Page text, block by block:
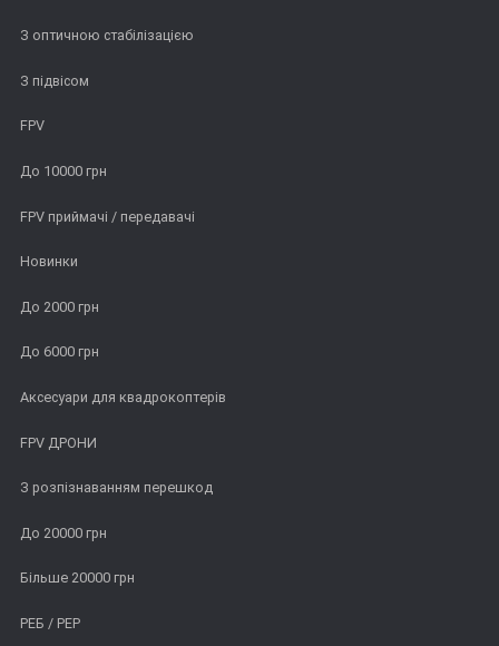
З оптичною стабілізацією
З підвісом
FPV
До 10000 грн
FPV приймачі / передавачі
Новинки
До 2000 грн
До 6000 грн
Аксесуари для квадрокоптерів
FPV ДРОНИ
З розпізнаванням перешкод
До 20000 грн
Більше 20000 грн
РЕБ / РЕР